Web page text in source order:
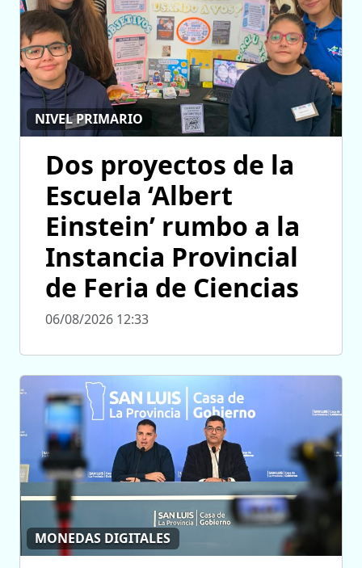
NIVEL PRIMARIO
Dos proyectos de la
Escuela ‘Albert
Einstein’ rumbo a la
Instancia Provincial
de Feria de Ciencias
06/08/2026 12:33
MONEDAS DIGITALES